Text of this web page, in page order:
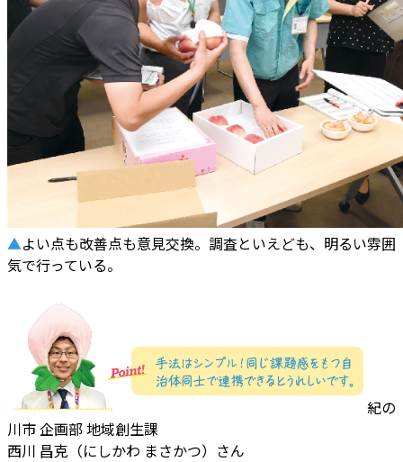
▲よい点も改善点も意見交換。調査といえども、明るい雰囲
気で行っている。
紀の
川市 企画部 地域創生課
西川 昌克（にしかわ まさかつ）さん